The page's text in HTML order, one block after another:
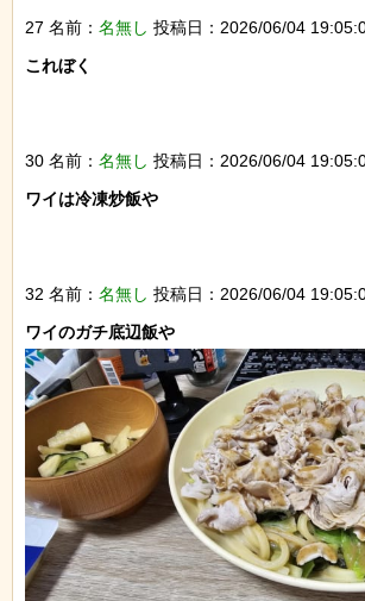
27 名前： 名無し 投稿日：2026/06/04
これぼく
30 名前： 名無し 投稿日：2026/06/04
ワイは冷凍炒飯や
32 名前： 名無し 投稿日：2026/06/04